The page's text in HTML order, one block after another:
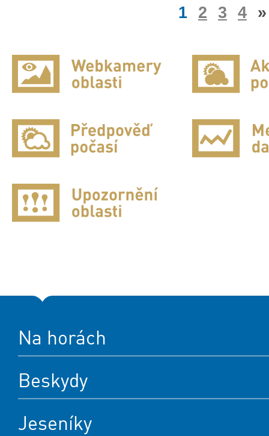
1 2 3 4 »
Na horách
Beskydy
Jeseníky